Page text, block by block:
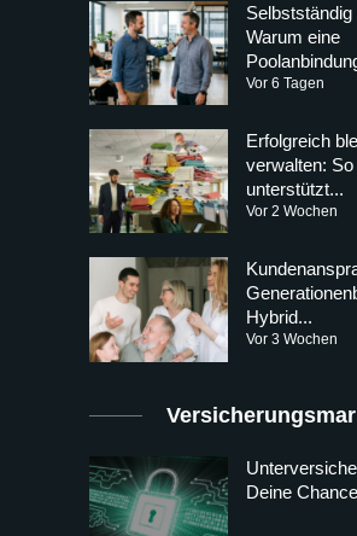
Warum eine
Vor 6 Tagen
Erfolgreich
verwalten: So
unterstützt...
Vor 2 Wochen
Hybrid...
Vor 3 Wochen
Deine